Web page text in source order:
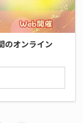
のオンライン